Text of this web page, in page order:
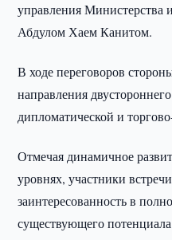
управления Министерства
Абдулом Хаем Канитом.
В ходе переговоров
направления
дипломатической и
Отмечая динамичное
уровнях, участники
заинтересованность в
существующего